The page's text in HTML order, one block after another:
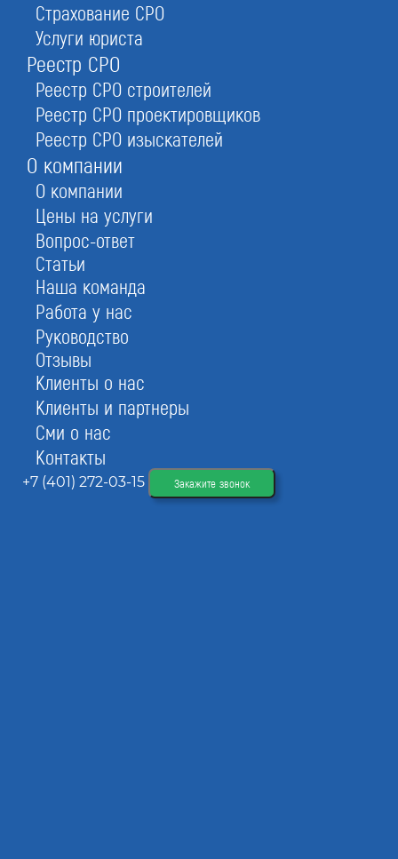
Страхование СРО
Услуги юриста
Реестр СРО
Реестр СРО строителей
Реестр СРО проектировщиков
Реестр СРО изыскателей
О компании
О компании
Цены на услуги
Вопрос-ответ
Статьи
Наша команда
Работа у нас
Руководство
Отзывы
Клиенты о нас
Клиенты и партнеры
Сми о нас
Контакты
+7 (401) 272-03-15 Закажите звонок
объектов капстроя. В настоящее время Реестр
содержит информацию о почти 7000 специалистах.
Вносить данные и контролировать ведение и
обновление перечня — обязанность Национального
объединения изыскателей и проектировщиков
(НОПРИЗ). Оно же занимается проверкой
документов при вступлении в НРС.
Внимание! Наличие в компании
специалистов НРС — законодательное
условие для проектировочных организаций,
которые намереваются вступать в СРО. Это
норма ГрК РФ, указанная в ст. 55.6.